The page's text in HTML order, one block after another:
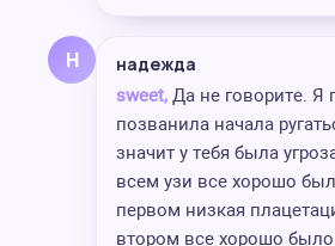
Н надежда
sweet, Да не говорите. Я
позванила начала
значит у тебя была
всем узи все хорошо
первом низкая
втором все хорошо